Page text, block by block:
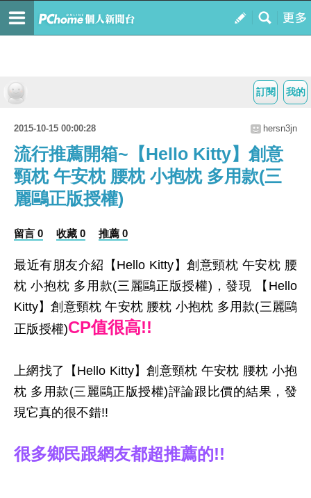
我的
訂閱
2015-10-15 00:00:28 hersn3jn
流行推薦開箱~【Hello Kitty】創意
頸枕 午安枕 腰枕 小抱枕 多用款(三
麗鷗正版授權)
留言 0 收藏 0 推薦 0
最近有朋友介紹【Hello Kitty】創意頸枕 午安枕 腰
枕 小抱枕 多用款(三麗鷗正版授權)，發現 【Hello
Kitty】創意頸枕 午安枕 腰枕 小抱枕 多用款(三麗鷗
正版授權)CP值很高!!
上網找了【Hello Kitty】創意頸枕 午安枕 腰枕 小抱
枕 多用款(三麗鷗正版授權)評論跟比價的結果，發
現它真的很不錯!!
很多鄉民跟網友都超推薦的!!